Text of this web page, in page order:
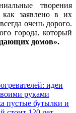
творения
как заявлено в их
очень дорого.
города, который
домов».
идеи
руками
пустые бутылки и